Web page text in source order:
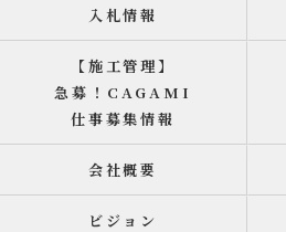
入札情報
【施工管理】
急募！CAGAMI
仕事募集情報
会社概要
ビジョン